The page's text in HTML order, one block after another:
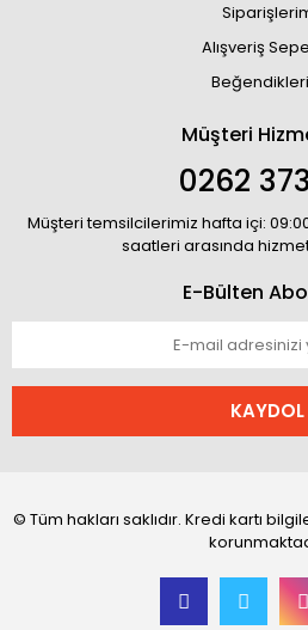
Alışveriş
Müşteri
0262
Müşteri temsilcilerimiz hafta içi:
saatleri arasında
E-Bülten
KAYDOL
© Tüm hakları saklıdır. Kredi kartı